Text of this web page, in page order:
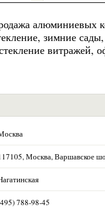
алюминиевых
зимние
витражей,
Москва, Варшавское
788-98-45